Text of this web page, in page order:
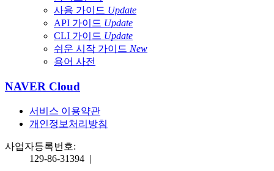
사용 가이드 Update
API 가이드 Update
CLI 가이드 Update
쉬운 시작 가이드 New
용어 사전
NAVER Cloud
서비스 이용약관
개인정보처리방침
사업자등록번호:
129-86-31394 |